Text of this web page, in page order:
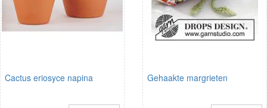
Cactus eriosyce napina Gehaakte margrieten